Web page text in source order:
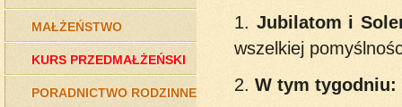
MAŁŻEŃSTWO
KURS PRZEDMAŁŻEŃSKI
PORADNICTWO RODZINNE
1. Jubilatom i
wszelkiej
2. W tym tygodniu: